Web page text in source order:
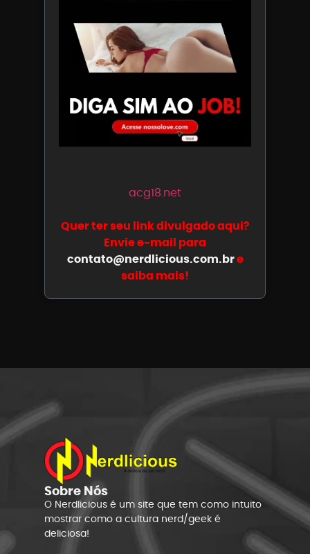
acg18.net
Quer ter seu link divulgado aqui?
Envie e-mail para
contato@nerdlicious.com.bre
saiba mais!
Sobre Nós
O Nerdlicious é um site que tem como intuito
mostrar como a cultura nerd/geek é
deliciosa!